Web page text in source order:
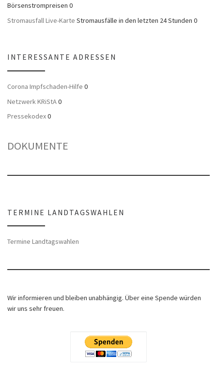
Börsenstrompreisen 0
Stromausfall Live-Karte Stromausfälle in den letzten 24 Stunden 0
INTERESSANTE ADRESSEN
Corona Impfschaden-Hilfe 0
Netzwerk KRiStA0
Pressekodex0
DOKUMENTE
TERMINE LANDTAGSWAHLEN
Termine Landtagswahlen
Wir informieren und bleiben unabhängig. Über eine Spende würden
wir uns sehr freuen.